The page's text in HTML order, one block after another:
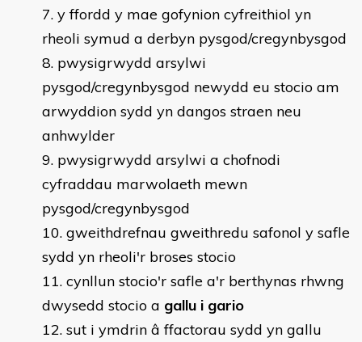
y ffordd y mae gofynion cyfreithiol yn
rheoli symud a derbyn pysgod/cregynbysgod
pwysigrwydd arsylwi
pysgod/cregynbysgod newydd eu stocio am
arwyddion sydd yn dangos straen neu
anhwylder
pwysigrwydd arsylwi a chofnodi
cyfraddau marwolaeth mewn
pysgod/cregynbysgod
gweithdrefnau gweithredu safonol y safle
sydd yn rheoli'r broses stocio
cynllun stocio'r safle a'r berthynas rhwng
dwysedd stocio a gallu i gario
sut i ymdrin â ffactorau sydd yn gallu